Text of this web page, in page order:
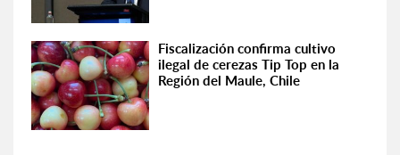
Fiscalización confirma cultivo
ilegal de cerezas Tip Top en la
Región del Maule, Chile